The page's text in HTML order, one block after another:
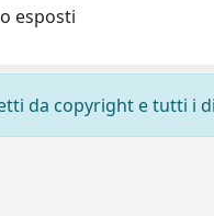
esposti
da copyright e tutti i